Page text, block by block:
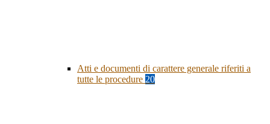
Atti e documenti di carattere generale riferiti a
tutte le procedure 20